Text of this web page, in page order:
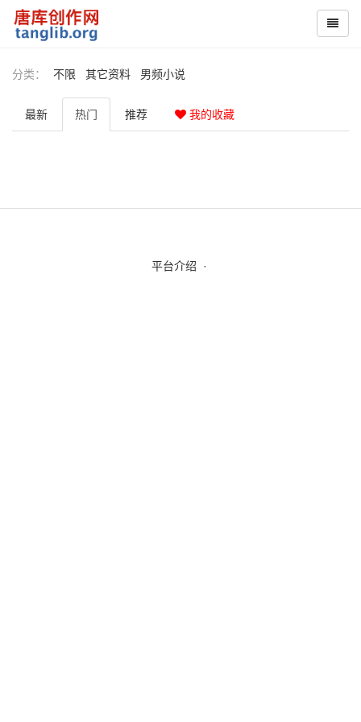
分类： 不限 其它资料 男频小说
最新 热门 推荐 我的收藏
平台介绍 ·